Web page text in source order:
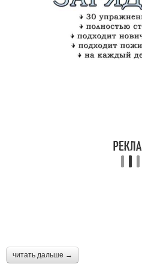
читать дальше →